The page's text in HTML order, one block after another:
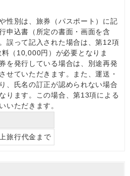
性別は、旅券（パスポート）に記
申込書（所定の書面・画面を含
誤って記入された場合は、第12項
（10,000円）が必要となりま
を発行している場合は、別途再発
せていただきます。また、運送・
、氏名の訂正が認められない場合
ります。この場合、第13項による
いただきます。
旅行代金まで